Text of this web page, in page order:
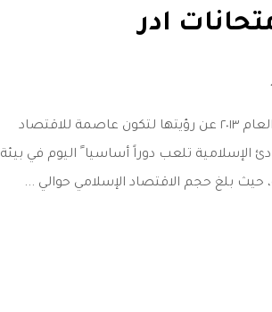
ادر
أعلنت دبي خلال العام ٢٠١٣ عن رؤيتها لتكون عاصمة للاقتصاد
الإسلامية تلعب دوراً أساسيا ً اليوم في بيئة
حيث بلغ حجم الاقتصاد الإسلامي حوالي ...